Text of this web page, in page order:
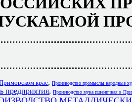
крае, Производство промыслы народные
предприятия, Производство мука пшеничная в